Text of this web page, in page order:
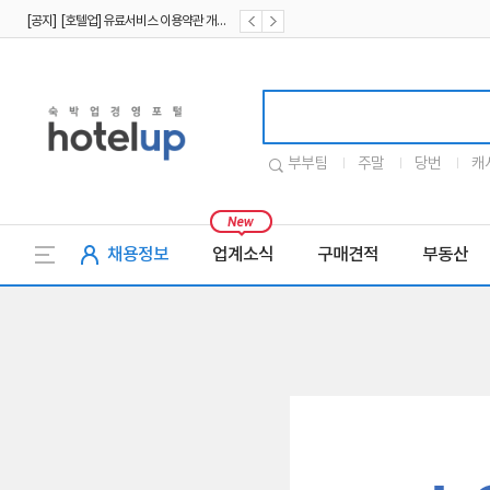
[공지] [호텔업] 유료서비스 이용약관 개정본2 (19.09.02)
부부팀 주말 당번 캐
채용정보 업계소식 구매견적 부동산